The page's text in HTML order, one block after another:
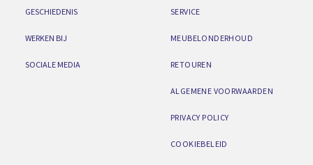
GESCHIEDENIS
WERKEN BIJ
SOCIALE MEDIA
SERVICE
MEUBELONDERHOUD
RETOUREN
ALGEMENE VOORWAARDEN
PRIVACY POLICY
COOKIEBELEID